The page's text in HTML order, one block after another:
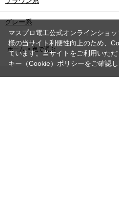
グレー系
ホーム > 色で選ぶ
マスプロ電工公式オンラインショ
様の当サイト利便性向上のため、
ています。当サイトをご利用いただ
キー（Cookie）ポリシーをご確認し